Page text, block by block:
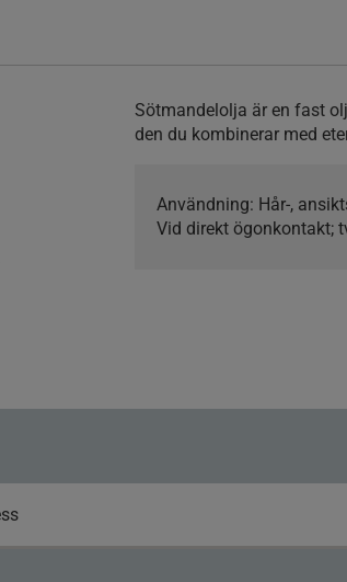
Sötmandelolja är en fast
den du kombinerar med
Användning: Hår-,
Vid direkt ögonkontakt;